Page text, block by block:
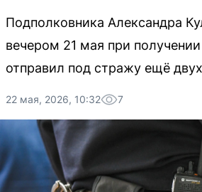
Подполковника Александра
вечером 21 мая при получении
отправил под стражу ещё
22 мая, 2026, 10:32 7